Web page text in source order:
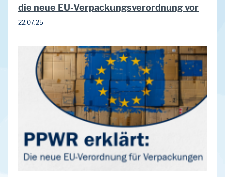
die neue EU-Verpackungsverordnung vor
22.07.25